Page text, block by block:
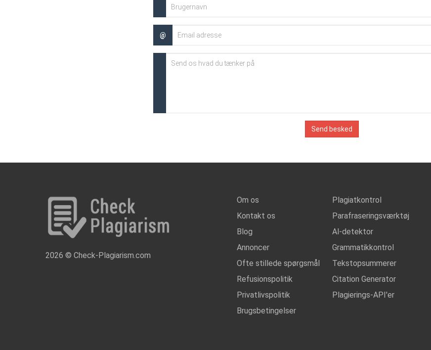
@
Send besked
2026 © Check-Plagiarism.com
Om os
Kontakt os
Blog
Annoncer
Ofte stillede spørgsmål
Refusionspolitik
Privatlivspolitik
Brugsbetingelser
Plagiatkontrol
Parafraseringsværktøj
Al-detektor
Grammatikkontrol
Tekstopsummerer
Citation Generator
Plagierings-API'er